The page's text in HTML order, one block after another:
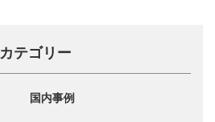
カテゴリー
国内事例